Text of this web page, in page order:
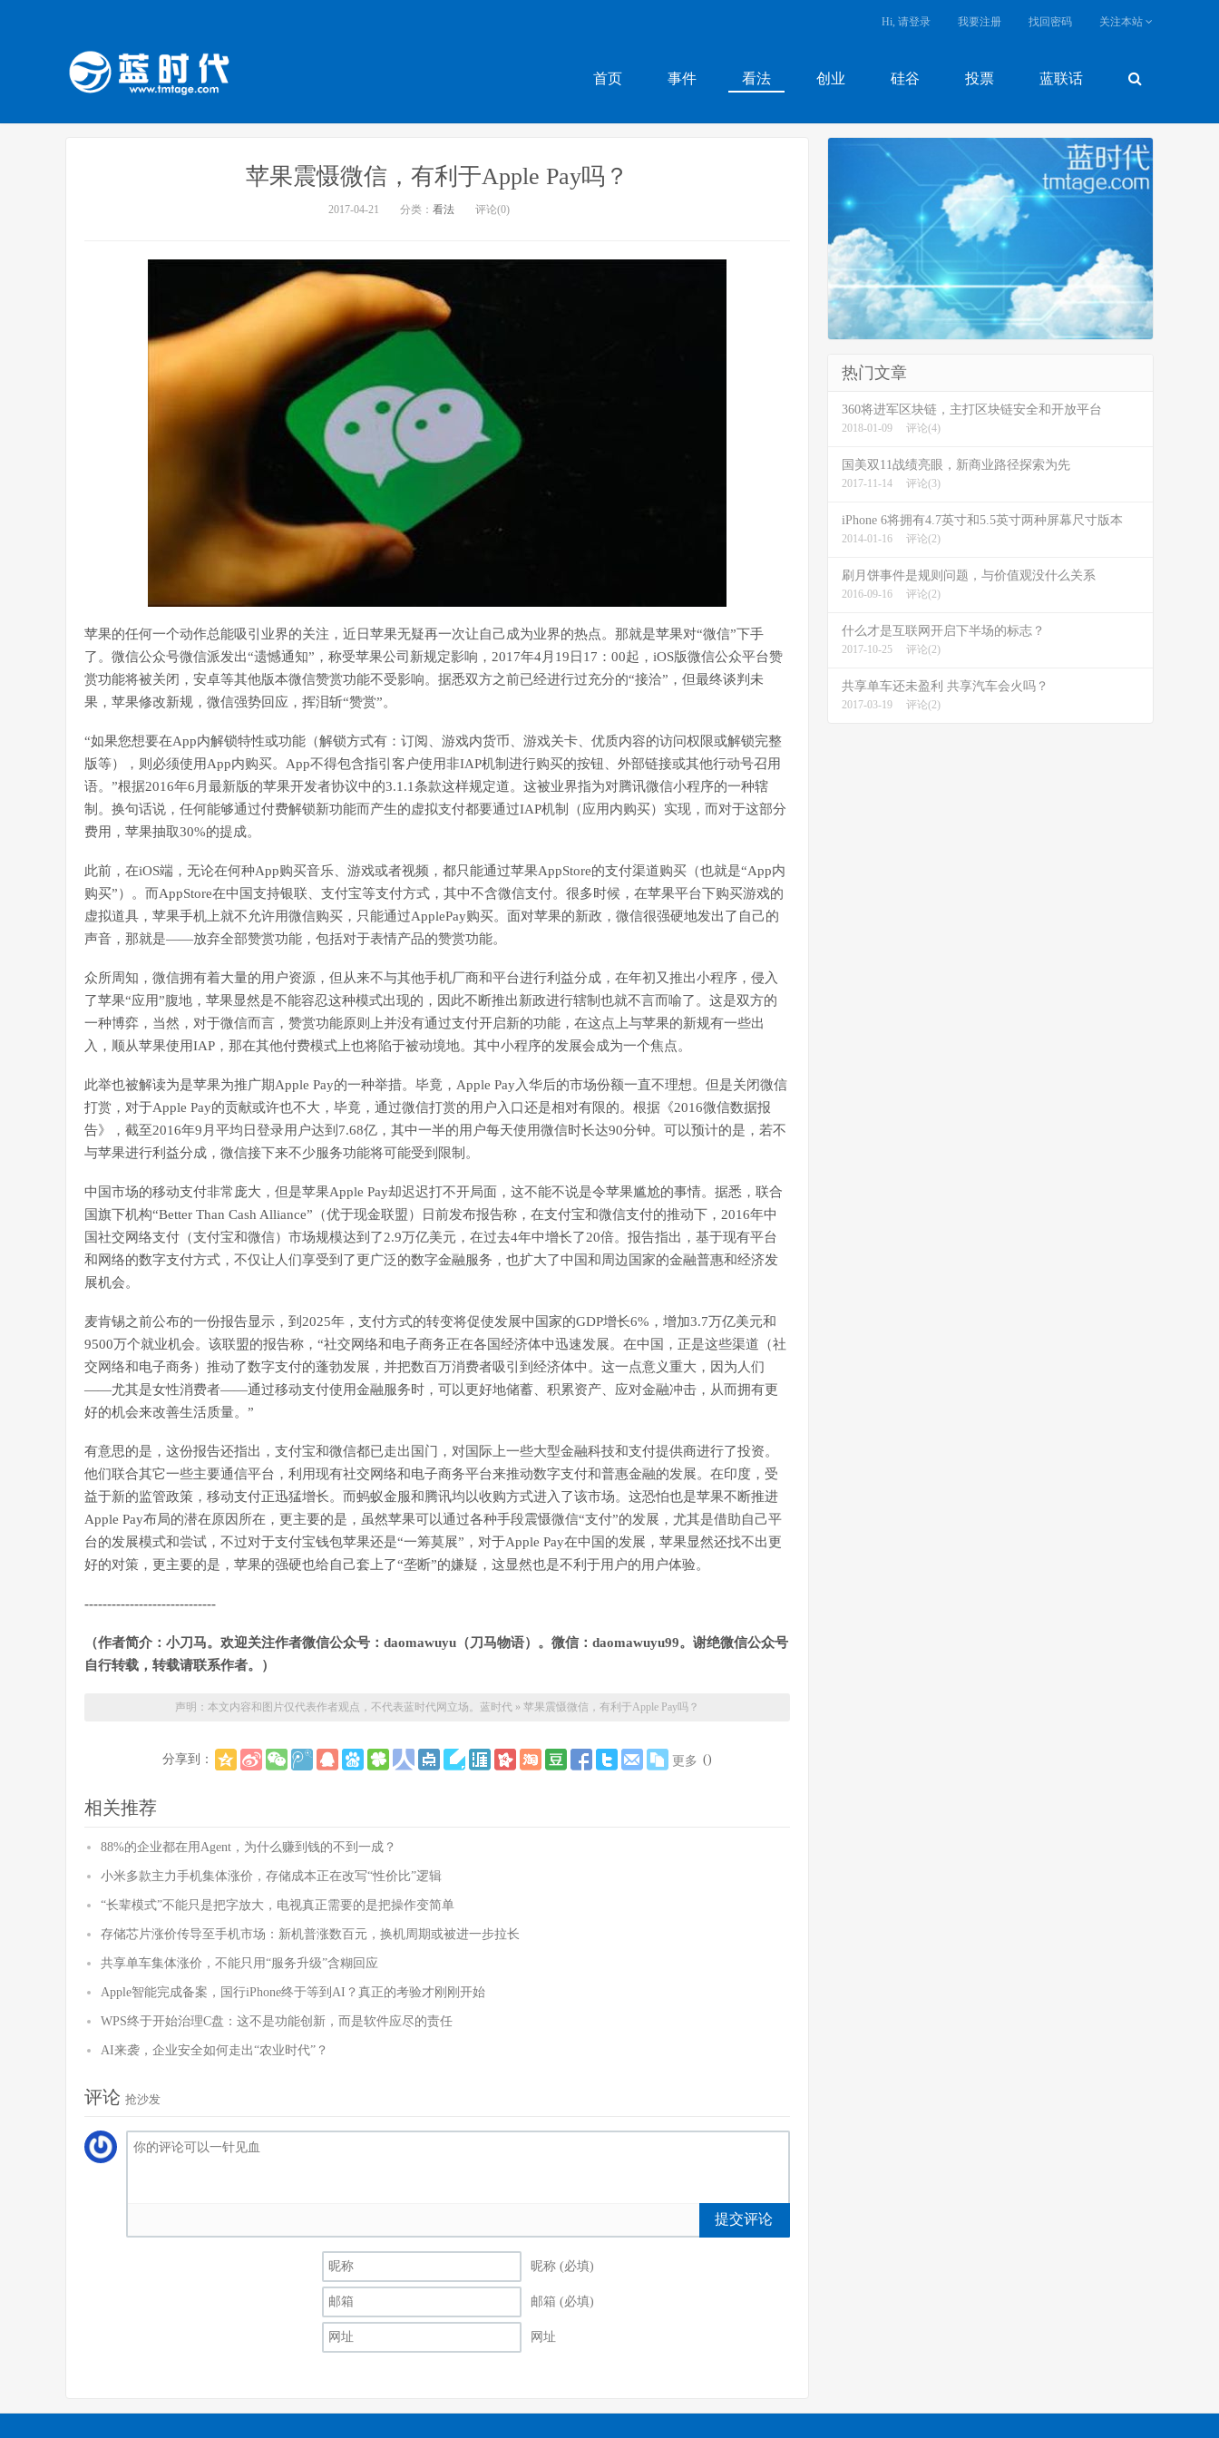
首页 事件 看法 创业 硅谷 投票 蓝联话
Hi, 请登录 我要注册 找回密码 关注本站
苹果震慑微信，有利于Apple Pay吗？
2017-04-21 分类： 看法 评论(0)
苹果的任何一个动作总能吸引业界的关注，近日苹果无疑再一次让自己成为业界的热点。那就是苹果对“微信”下手
了。微信公众号微信派发出“遗憾通知”，称受苹果公司新规定影响，2017年4月19日17：00起，iOS版微信公众平台赞
赏功能将被关闭，安卓等其他版本微信赞赏功能不受影响。据悉双方之前已经进行过充分的“接洽”，但最终谈判未
果，苹果修改新规，微信强势回应，挥泪斩“赞赏”。
“如果您想要在App内解锁特性或功能（解锁方式有：订阅、游戏内货币、游戏关卡、优质内容的访问权限或解锁完整
版等），则必须使用App内购买。App不得包含指引客户使用非IAP机制进行购买的按钮、外部链接或其他行动号召用
语。”根据2016年6月最新版的苹果开发者协议中的3.1.1条款这样规定道。这被业界指为对腾讯微信小程序的一种辖
制。换句话说，任何能够通过付费解锁新功能而产生的虚拟支付都要通过IAP机制（应用内购买）实现，而对于这部分
费用，苹果抽取30%的提成。
此前，在iOS端，无论在何种App购买音乐、游戏或者视频，都只能通过苹果AppStore的支付渠道购买（也就是“App内
购买”）。而AppStore在中国支持银联、支付宝等支付方式，其中不含微信支付。很多时候，在苹果平台下购买游戏的
虚拟道具，苹果手机上就不允许用微信购买，只能通过ApplePay购买。面对苹果的新政，微信很强硬地发出了自己的
声音，那就是——放弃全部赞赏功能，包括对于表情产品的赞赏功能。
众所周知，微信拥有着大量的用户资源，但从来不与其他手机厂商和平台进行利益分成，在年初又推出小程序，侵入
了苹果“应用”腹地，苹果显然是不能容忍这种模式出现的，因此不断推出新政进行辖制也就不言而喻了。这是双方的
一种博弈，当然，对于微信而言，赞赏功能原则上并没有通过支付开启新的功能，在这点上与苹果的新规有一些出
入，顺从苹果使用IAP，那在其他付费模式上也将陷于被动境地。其中小程序的发展会成为一个焦点。
此举也被解读为是苹果为推广期Apple Pay的一种举措。毕竟，Apple Pay入华后的市场份额一直不理想。但是关闭微信
打赏，对于Apple Pay的贡献或许也不大，毕竟，通过微信打赏的用户入口还是相对有限的。根据《2016微信数据报
告》，截至2016年9月平均日登录用户达到7.68亿，其中一半的用户每天使用微信时长达90分钟。可以预计的是，若不
与苹果进行利益分成，微信接下来不少服务功能将可能受到限制。
中国市场的移动支付非常庞大，但是苹果Apple Pay却迟迟打不开局面，这不能不说是令苹果尴尬的事情。据悉，联合
国旗下机构“Better Than Cash Alliance”（优于现金联盟）日前发布报告称，在支付宝和微信支付的推动下，2016年中
国社交网络支付（支付宝和微信）市场规模达到了2.9万亿美元，在过去4年中增长了20倍。报告指出，基于现有平台
和网络的数字支付方式，不仅让人们享受到了更广泛的数字金融服务，也扩大了中国和周边国家的金融普惠和经济发
展机会。
麦肯锡之前公布的一份报告显示，到2025年，支付方式的转变将促使发展中国家的GDP增长6%，增加3.7万亿美元和
9500万个就业机会。该联盟的报告称，“社交网络和电子商务正在各国经济体中迅速发展。在中国，正是这些渠道（社
交网络和电子商务）推动了数字支付的蓬勃发展，并把数百万消费者吸引到经济体中。这一点意义重大，因为人们
——尤其是女性消费者——通过移动支付使用金融服务时，可以更好地储蓄、积累资产、应对金融冲击，从而拥有更
好的机会来改善生活质量。”
有意思的是，这份报告还指出，支付宝和微信都已走出国门，对国际上一些大型金融科技和支付提供商进行了投资。
他们联合其它一些主要通信平台，利用现有社交网络和电子商务平台来推动数字支付和普惠金融的发展。在印度，受
益于新的监管政策，移动支付正迅猛增长。而蚂蚁金服和腾讯均以收购方式进入了该市场。这恐怕也是苹果不断推进
Apple Pay布局的潜在原因所在，更主要的是，虽然苹果可以通过各种手段震慑微信“支付”的发展，尤其是借助自己平
台的发展模式和尝试，不过对于支付宝钱包苹果还是“一筹莫展”，对于Apple Pay在中国的发展，苹果显然还找不出更
好的对策，更主要的是，苹果的强硬也给自己套上了“垄断”的嫌疑，这显然也是不利于用户的用户体验。
-----------------------------
（作者简介：小刀马。欢迎关注作者微信公众号：daomawuyu （刀马物语）。微信：daomawuyu99。谢绝微信公众号
自行转载，转载请联系作者。）
声明：本文内容和图片仅代表作者观点，不代表蓝时代网立场。 蓝时代 » 苹果震慑微信，有利于Apple Pay吗？
分享到： 更多 ()
相关推荐
88%的企业都在用Agent，为什么赚到钱的不到一成？
小米多款主力手机集体涨价，存储成本正在改写“性价比”逻辑
“长辈模式”不能只是把字放大，电视真正需要的是把操作变简单
存储芯片涨价传导至手机市场：新机普涨数百元，换机周期或被进一步拉长
共享单车集体涨价，不能只用“服务升级”含糊回应
Apple智能完成备案，国行iPhone终于等到AI？真正的考验才刚刚开始
WPS终于开始治理C盘：这不是功能创新，而是软件应尽的责任
AI来袭，企业安全如何走出“农业时代”？
评论 抢沙发
提交评论
昵称 (必填)
邮箱 (必填)
网址
热门文章
360将进军区块链，主打区块链安全和开放平台
2018-01-09 评论(4)
国美双11战绩亮眼，新商业路径探索为先
2017-11-14 评论(3)
iPhone 6将拥有4.7英寸和5.5英寸两种屏幕尺寸版本
2014-01-16 评论(2)
刷月饼事件是规则问题，与价值观没什么关系
2016-09-16 评论(2)
什么才是互联网开启下半场的标志？
2017-10-25 评论(2)
共享单车还未盈利 共享汽车会火吗？
2017-03-19 评论(2)